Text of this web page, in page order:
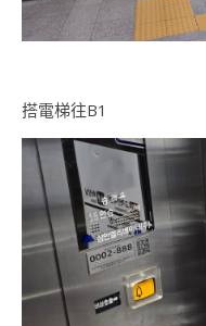
搭電梯往B1